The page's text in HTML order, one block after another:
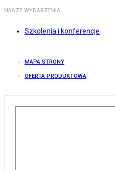
NASZE WYDARZENIA
Szkolenia i konferencje
MAPA STRONY
OFERTA PRODUKTOWA